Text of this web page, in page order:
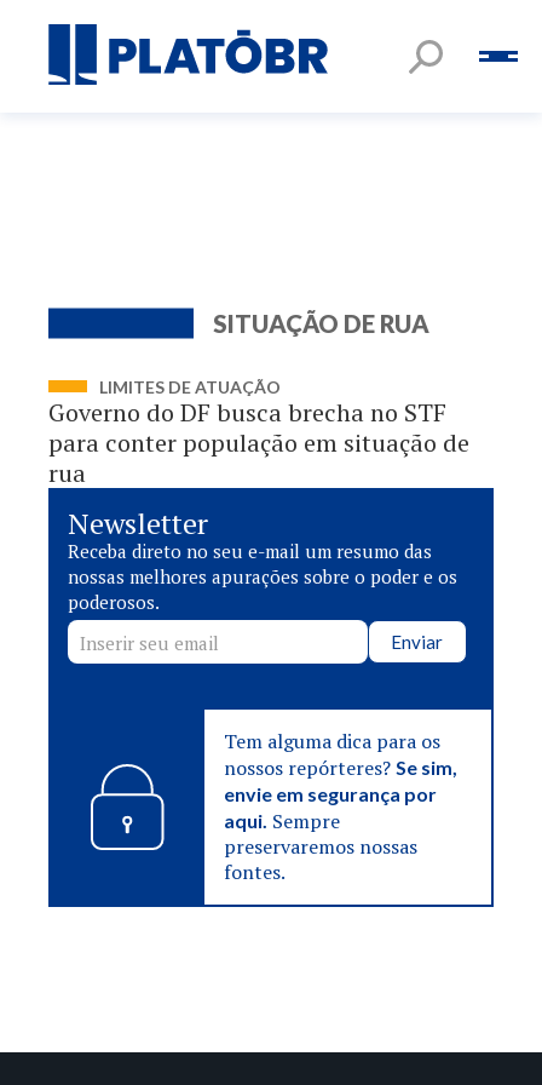
SITUAÇÃO DE RUA
LIMITES DE ATUAÇÃO
Governo do DF busca brecha no STF
para conter população em situação de
rua
Newsletter
Receba direto no seu e-mail um resumo das
nossas melhores apurações sobre o poder e os
poderosos.
Enviar
Tem alguma dica para os
nossos repórteres?Se sim,
envie em segurança por
aqui. Sempre
preservaremos nossas
fontes.